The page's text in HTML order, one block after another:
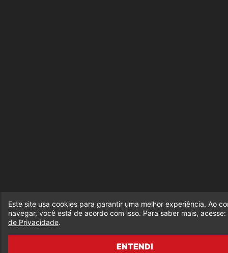
Este site usa cookies para garantir uma melhor experiência. Ao
navegar, você está de acordo com isso. Para saber mais, acesse:
de Privacidade.
ENTENDI